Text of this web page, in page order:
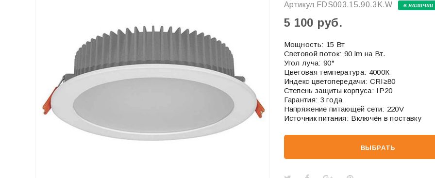
Артикул FDS003.15.90.3K.W в наличии
5 100 руб.
Мощность: 15 Вт
Световой поток: 90 lm на Вт.
Угол луча: 90°
Цветовая температура: 4000К
Индекс цветопередачи: CRI≥80
Степень защиты корпуса: IP20
Гарантия: 3 года
Напряжение питающей сети: 220V
Источник питания: Включён в поставку
ВЫБРАТЬ